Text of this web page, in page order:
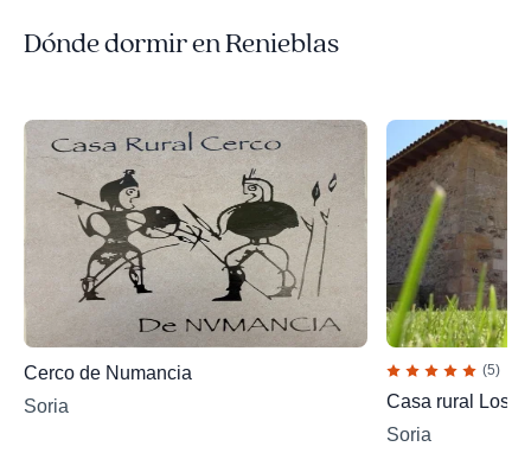
Dónde dormir en Renieblas
Cerco de Numancia
Soria
(5)
Casa rural Los
Soria